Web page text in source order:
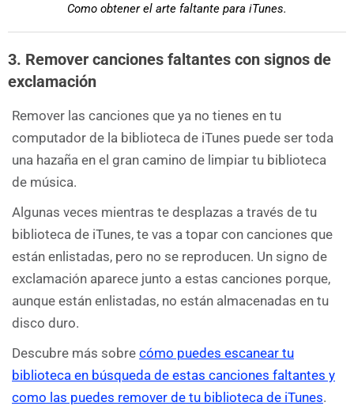
Como obtener el arte faltante para iTunes.
3. Remover canciones faltantes con signos de
exclamación
Remover las canciones que ya no tienes en tu
computador de la biblioteca de iTunes puede ser toda
una hazaña en el gran camino de limpiar tu biblioteca
de música.
Algunas veces mientras te desplazas a través de tu
biblioteca de iTunes, te vas a topar con canciones que
están enlistadas, pero no se reproducen. Un signo de
exclamación aparece junto a estas canciones porque,
aunque están enlistadas, no están almacenadas en tu
disco duro.
Descubre más sobre cómo puedes escanear tu
biblioteca en búsqueda de estas canciones faltantes y
como las puedes remover de tu biblioteca de iTunes.